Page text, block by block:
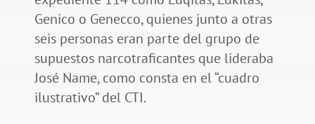
Genico o Genecco, quienes junto a otras
seis personas eran parte del grupo de
supuestos narcotraficantes que lideraba
José Name, como consta en el “cuadro
ilustrativo” del CTI.